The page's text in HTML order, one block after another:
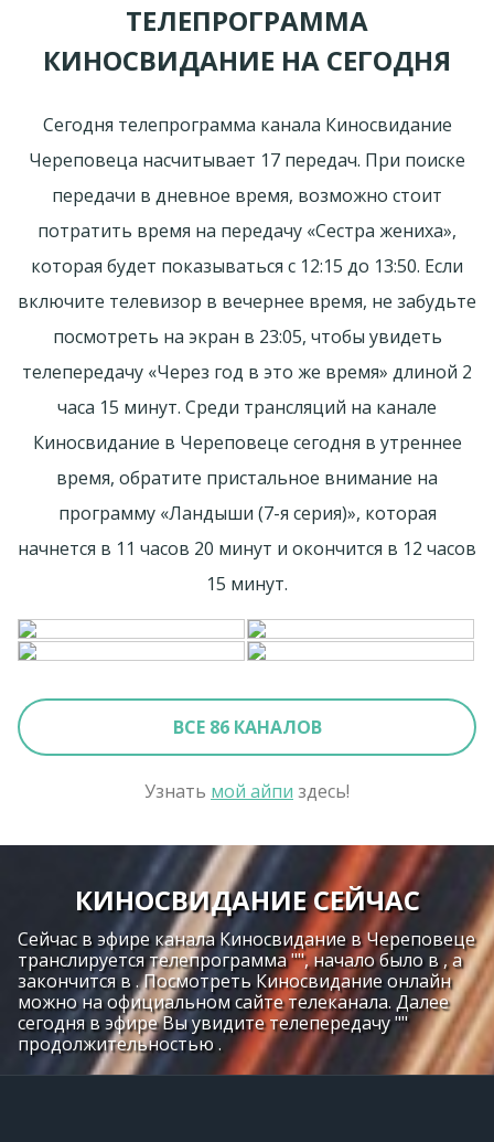
ТЕЛЕПРОГРАММА
КИНОСВИДАНИЕ НА СЕГОДНЯ
Сегодня телепрограмма канала Киносвидание
Череповеца насчитывает 17 передач. При поиске
передачи в дневное время, возможно стоит
потратить время на передачу «Сестра жениха»,
которая будет показываться с 12:15 до 13:50. Если
включите телевизор в вечернее время, не забудьте
посмотреть на экран в 23:05, чтобы увидеть
телепередачу «Через год в это же время» длиной 2
часа 15 минут. Среди трансляций на канале
Киносвидание в Череповеце сегодня в утреннее
время, обратите пристальное внимание на
программу «Ландыши (7-я серия)», которая
начнется в 11 часов 20 минут и окончится в 12 часов
15 минут.
ВСЕ 86 КАНАЛОВ
Узнать мой айпи здесь!
КИНОСВИДАНИЕ СЕЙЧАС
Сейчас в эфире канала Киносвидание в Череповеце
транслируется телепрограмма "", начало было в , а
закончится в . Посмотреть Киносвидание онлайн
можно на официальном сайте телеканала. Далее
сегодня в эфире Вы увидите телепередачу ""
продолжительностью .